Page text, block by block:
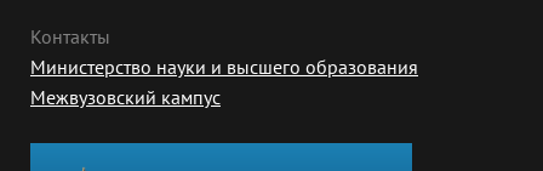
Контакты
Министерство науки и высшего образования
Межвузовский кампус